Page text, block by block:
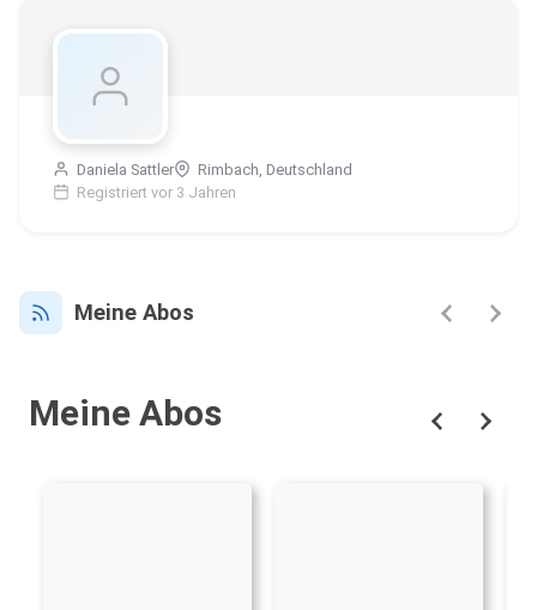
Daniela Sattler
Rimbach, Deutschland
Registriert vor 3 Jahren
Meine Abos
Meine Abos